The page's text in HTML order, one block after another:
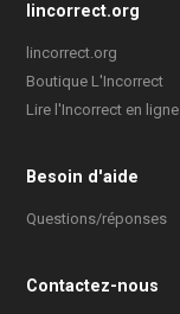
lincorrect.org
lincorrect.org
Boutique L'Incorrect
Lire l'Incorrect en ligne
Besoin d'aide
Questions/réponses
Contactez-nous